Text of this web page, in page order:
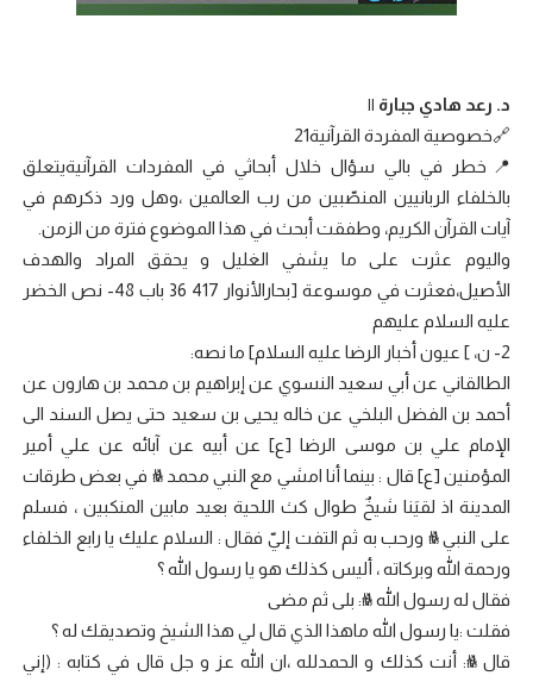
د. رعد هادي جبارة ||
🔗خصوصية المفردة القرآنية21
📍خطر في بالي سؤال خلال أبحاثي في المفردات القرآنيةيتعلق
بالخلفاء الربانيين المنصّبين من رب العالمين ،وهل ورد ذكرهم في
آيات القرآن الكريم، وطفقت أبحث في هذا الموضوع فترة من الزمن.
واليوم عثرت على ما يشفي الغليل و يحقق المراد والهدف
الأصيل،فعثرت في موسوعة [بحارالأنوار 417 36 باب 48- نص الخضر
عليه السلام عليهم
2- ن، ] عيون أخبار الرضا عليه السلام] ما نصه:
الطالقاني عن أبي سعيد النسوي عن إبراهيم بن محمد بن هارون عن
أحمد بن الفضل البلخي عن خاله يحيى بن سعيد حتى يصل السند الى
الإمام علي بن موسى الرضا [ع] عن أبيه عن آبائه عن علي أمير
المؤمنين [ع] قال : بينما أنا امشي مع النبي محمد ﷺ في بعض طرقات
المدينة اذ لقيَنا شيخٌ طوال كث اللحية بعيد مابين المنكبين ، فسلم
على النبي ﷺ ورحب به ثم التفت إليّ فقال : السلام عليك يا رابع الخلفاء
ورحمة الله وبركاته ، أليس كذلك هو يا رسول الله ؟
فقال له رسول الله ﷺ: بلى ثم مضى
فقلت :يا رسول الله ماهذا الذي قال لي هذا الشيخ وتصديقك له ؟
قال ﷺ: أنت كذلك و الحمدلله ،ان الله عز و جل قال في كتابه : (إني